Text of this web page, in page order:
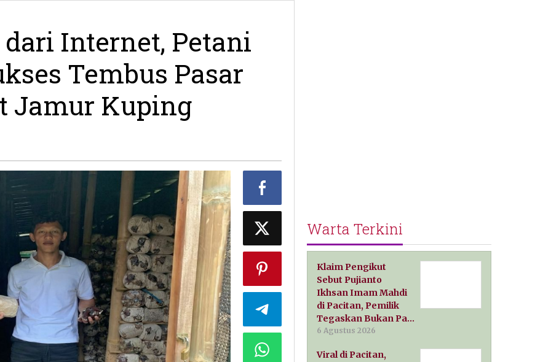
Internet, Petani
Tembus Pasar
Jamur Kuping
Warta Terkini
Klaim Pengikut
Sebut Pujianto
Ikhsan Imam Mahdi
di Pacitan, Pemilik
Tegaskan Bukan Pa…
6 Agustus 2026
Viral di Pacitan,